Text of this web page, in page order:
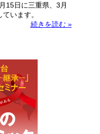
15日に三重県、3月
います。
続きを読む »